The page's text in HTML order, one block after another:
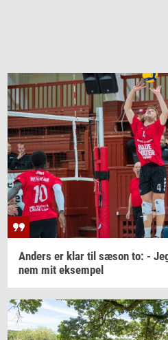
An­ders er klar til sæson to: -
nem mit ek­sem­pel